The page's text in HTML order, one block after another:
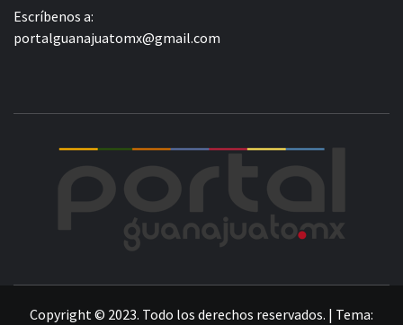
Escríbenos a:
portalguanajuatomx@gmail.com
Copyright © 2023. Todo los derechos reservados. | Tema: